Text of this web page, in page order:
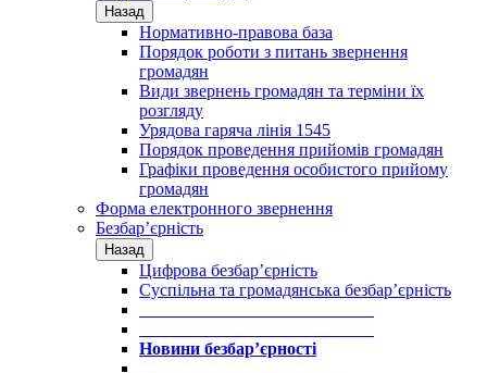
Назад
Нормативно-правова база
Порядок роботи з питань звернення
громадян
Види звернень громадян та терміни їх
розгляду
Урядова гаряча лінія 1545
Порядок проведення прийомів громадян
Графіки проведення особистого прийому
громадян
Форма електронного звернення
Безбар’єрність
Назад
Цифрова безбар’єрність
Суспільна та громадянська безбар’єрність
Новини безбар’єрності